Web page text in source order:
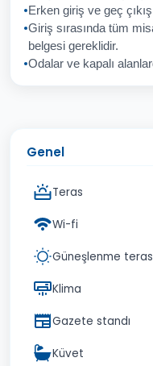
Erken giriş ve geç
Giriş sırasında tüm
belgesi gereklidir.
Odalar ve kapalı
Genel
Teras
Wi-fi
Güneşlenme
Klima
Gazete standı
Küvet